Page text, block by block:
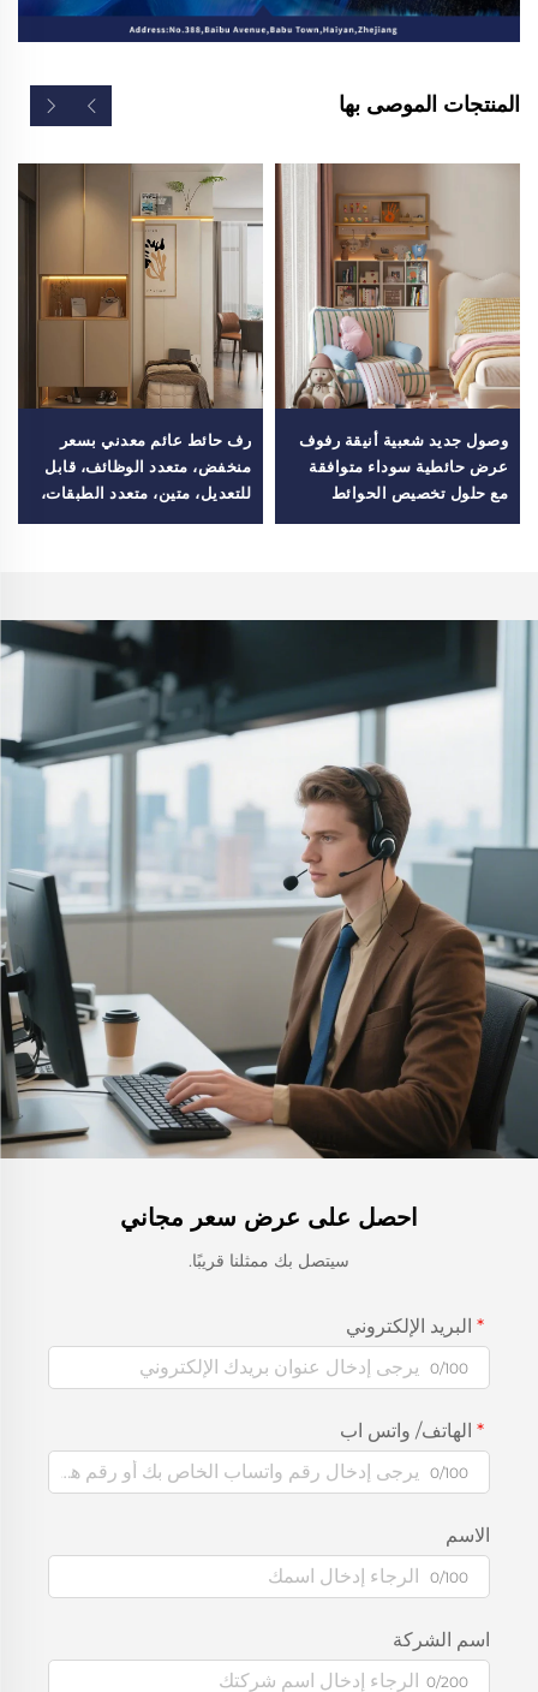
المنتجات الموصى بها
وصول جديد شعبية أنيقة رفوف
عرض حائطية سوداء متوافقة
مع حلول تخصيص الحوائط
رف حائط عائم معدني بسعر
منخفض، متعدد الوظائف، قابل
للتعديل، متين، متعدد الطبقات،
احصل على عرض سعر مجاني
سيتصل بك ممثلنا قريبًا.
البريد الإلكتروني
0/100
الهاتف/ واتس اب
0/100
الاسم
0/100
اسم الشركة
0/200